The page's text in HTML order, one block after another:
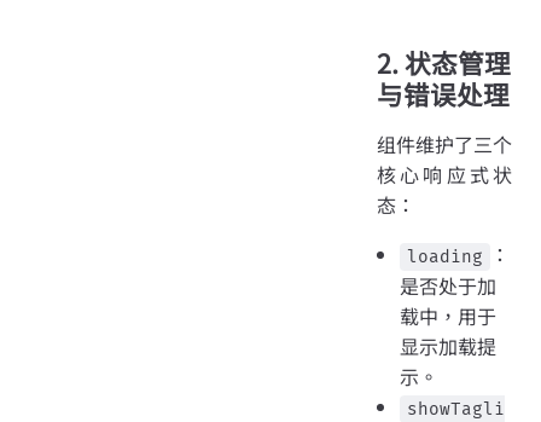
2. 状态管理
与错误处理
组件维护了三个
核心响应式状
态：
loading
：
是否处于加
载中，用于
显示加载提
示。
showTagli